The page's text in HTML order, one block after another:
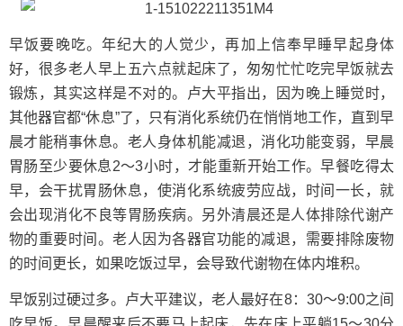
早饭要晚吃。年纪大的人觉少，再加上信奉早睡早起身体
好，很多老人早上五六点就起床了，匆匆忙忙吃完早饭就去
锻炼，其实这样是不对的。卢大平指出，因为晚上睡觉时，
其他器官都“休息”了，只有消化系统仍在悄悄地工作，直到早
晨才能稍事休息。老人身体机能减退，消化功能变弱，早晨
胃肠至少要休息2～3小时，才能重新开始工作。早餐吃得太
早，会干扰胃肠休息，使消化系统疲劳应战，时间一长，就
会出现消化不良等胃肠疾病。另外清晨还是人体排除代谢产
物的重要时间。老人因为各器官功能的减退，需要排除废物
的时间更长，如果吃饭过早，会导致代谢物在体内堆积。
早饭别过硬过多。卢大平建议，老人最好在8：30～9:00之间